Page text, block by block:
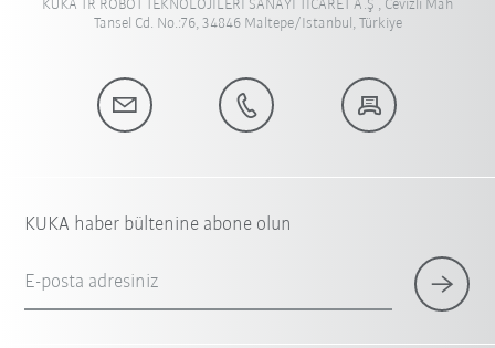
KUKA TR ROBOT TEKNOLOJILERI SANAYI TICARET A.Ş , Cevizli Mah
Tansel Cd. No.:76, 34846 Maltepe/Istanbul, Türkiye
KUKA haber bültenine abone olun
E-posta adresiniz